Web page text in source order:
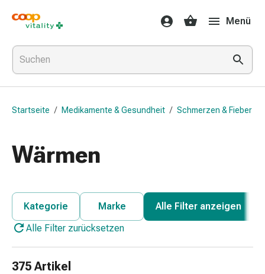
Medikamente
&
Gesundheit
Grippe
&
Erkältung
Grippe-
Medikamente
Bronchitis
Inhalationsgeräte
Menü
Startseite / Medikamente & Gesundheit / Schmerzen & Fieber
Wärmen
Kategorie Marke
Alle Filter anzeigen
Alle Filter zurücksetzen
375 Artikel